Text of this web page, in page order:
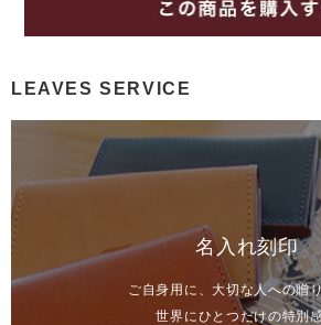
LEAVES SERVICE
名入れ刻印
ご自身用に、大切な人への贈
世界にひとつだけの特別